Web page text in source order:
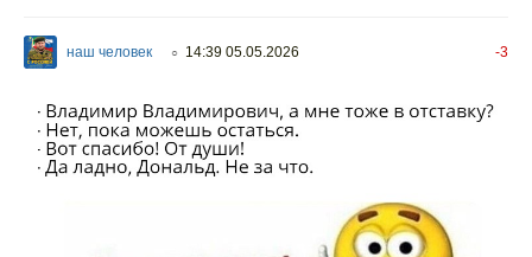
наш человек ○ 14:39 05.05.2026 -3